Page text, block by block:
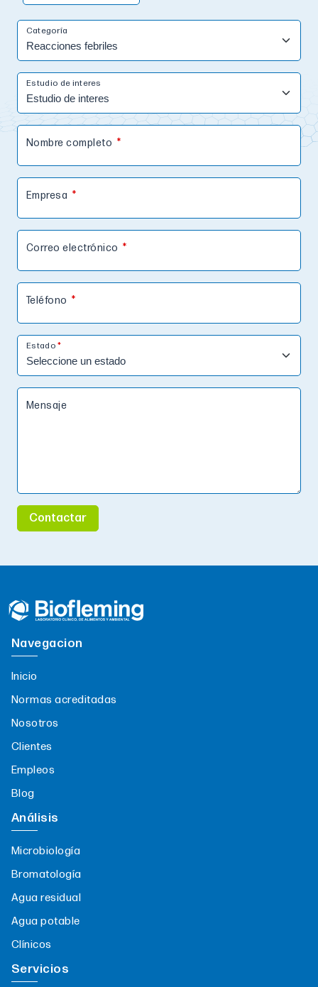
Categoría
Estudio de interes
Nombre completo
Empresa
Correo electrónico
Teléfono
Estado
Mensaje
Contactar
Navegacion
Inicio
Normas acreditadas
Nosotros
Clientes
Empleos
Blog
Análisis
Microbiología
Bromatología
Agua residual
Agua potable
Clínicos
Servicios